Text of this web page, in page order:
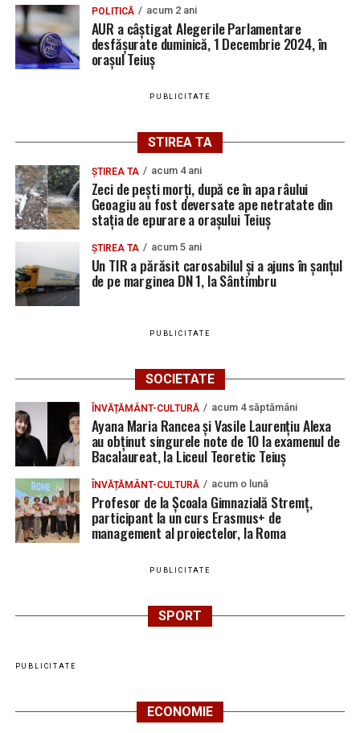
POLITICĂ acum 2 ani
AUR a câștigat Alegerile Parlamentare
desfășurate duminică, 1 Decembrie 2024, în
orașul Teiuș
PUBLICITATE
STIREA TA
ȘTIREA TA acum 4 ani
Zeci de pești morți, după ce în apa râului
Geoagiu au fost deversate ape netratate din
stația de epurare a orașului Teiuș
ȘTIREA TA acum 5 ani
Un TIR a părăsit carosabilul și a ajuns în șanțul
de pe marginea DN 1, la Sântimbru
PUBLICITATE
SOCIETATE
ÎNVĂȚĂMÂNT-CULTURĂ acum 4 săptămâni
Ayana Maria Rancea și Vasile Laurențiu Alexa
au obținut singurele note de 10 la examenul de
Bacalaureat, la Liceul Teoretic Teiuș
ÎNVĂȚĂMÂNT-CULTURĂ acum o lună
Profesor de la Școala Gimnazială Stremț,
participant la un curs Erasmus+ de
management al proiectelor, la Roma
PUBLICITATE
SPORT
PUBLICITATE
ECONOMIE